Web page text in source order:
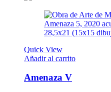
Quick View
Añadir al carrito
Amenaza V